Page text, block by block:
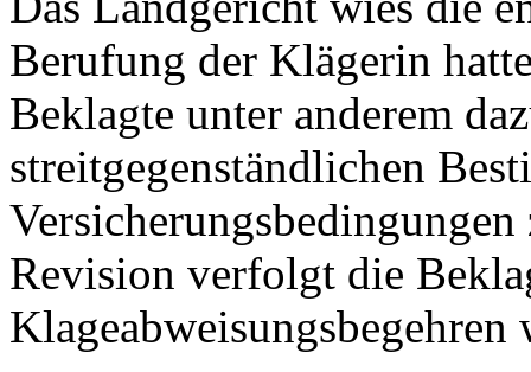
Berufung der Klägerin
Beklagte unter anderem
streitgegenständlichen
Revision verfolgt die
Klageabweisungsbegehren